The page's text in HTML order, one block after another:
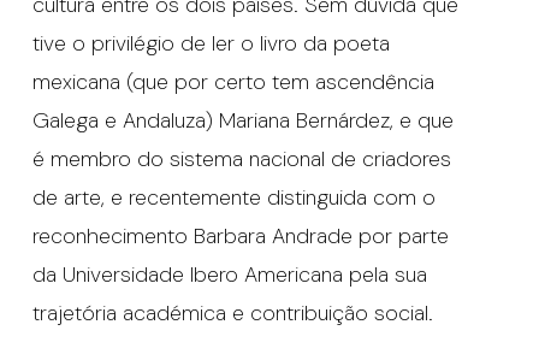
tive o privilégio de ler o livro da poeta
mexicana (que por certo tem ascendência
Galega e Andaluza) Mariana Bernárdez, e que
é membro do sistema nacional de criadores
de arte, e recentemente distinguida com o
reconhecimento Barbara Andrade por parte
da Universidade Ibero Americana pela sua
trajetória académica e contribuição social.